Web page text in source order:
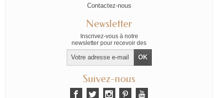
Contactez-nous
Newsletter
Inscrivez-vous à notre
newsletter pour recevoir des
offres exclusives
Suivez-nous